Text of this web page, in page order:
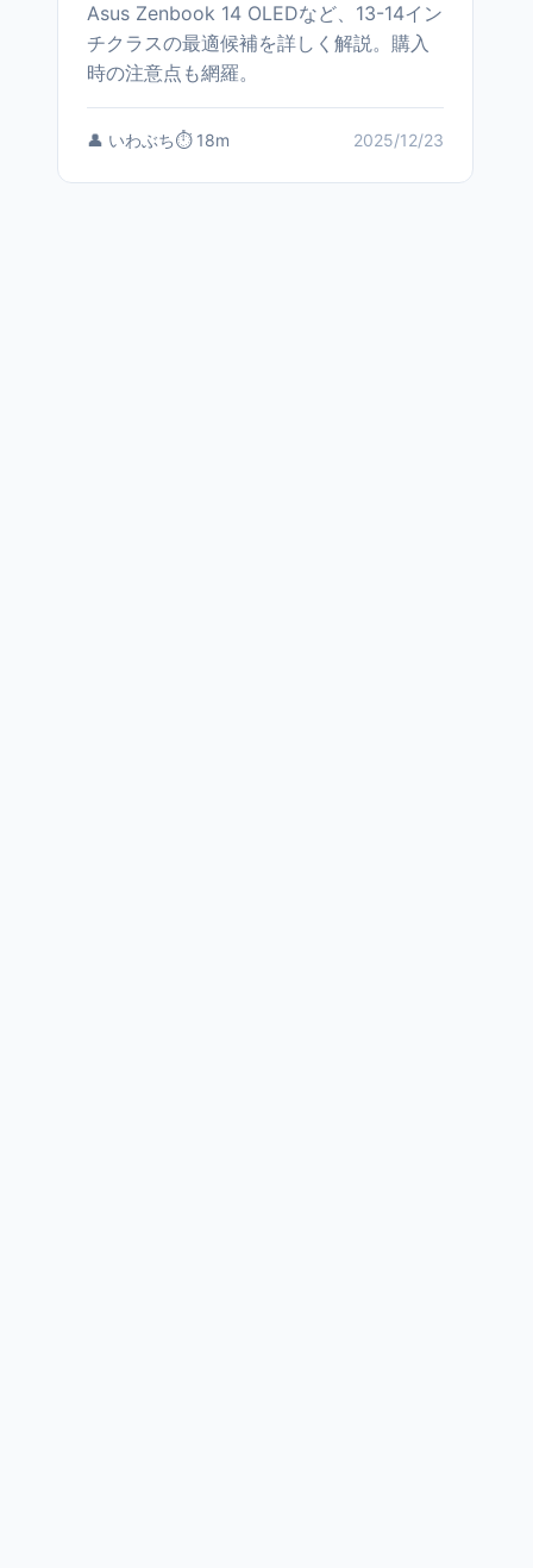
Asus Zenbook 14 OLEDなど、13-14イン
チクラスの最適候補を詳しく解説。購入
時の注意点も網羅。
👤 いわぶち⏱️ 18m 2025/12/23